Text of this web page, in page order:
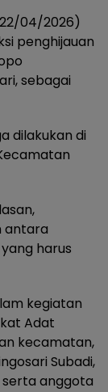
04/2026)
penghijauan
sebagai
dilakukan di
antara
harus
kegiatan
Adat
kecamatan,
Subadi,
serta anggota